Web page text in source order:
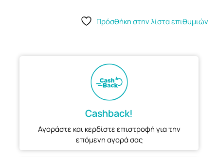
Πρόσθήκη στην λίστα επιθυμιών
Cashback!
Αγοράστε και κερδίστε επιστροφή για την
επόμενη αγορά σας